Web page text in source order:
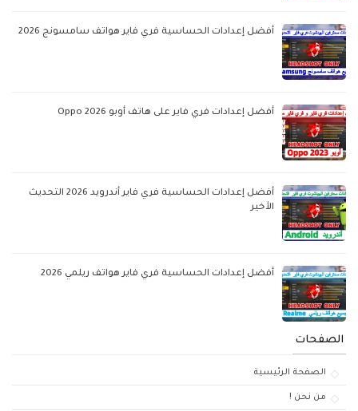
أفضل إعدادات الحساسية فري فاير هواتف سامسونج 2026
أفضل إعدادات فري فاير على هاتف أوبو Oppo 2026
أفضل إعدادات الحساسية فري فاير أندرويد 2026 التحديث
الأخير
أفضل إعدادات الحساسية فري فاير هواتف ريلمي 2026
الصفحات
الصفحة الرئيسية
من نحن !